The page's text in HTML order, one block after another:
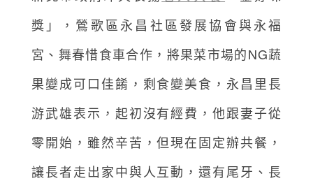
獎」，鶯歌區永昌社區發展協會與永福
宮、舞春惜食車合作，將果菜市場的NG蔬
果變成可口佳餚，剩食變美食，永昌里長
游武雄表示，起初沒有經費，他跟妻子從
零開始，雖然辛苦，但現在固定辦共餐，
讓長者走出家中與人互動，還有尾牙、長